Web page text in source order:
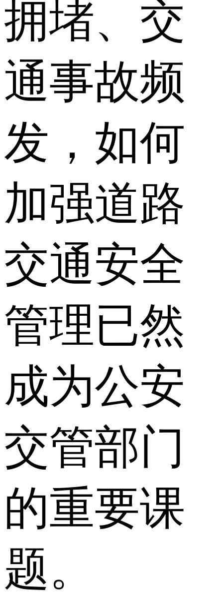
拥堵、交
通事故频
发，如何
加强道路
交通安全
管理已然
成为公安
交管部门
的重要课
题。